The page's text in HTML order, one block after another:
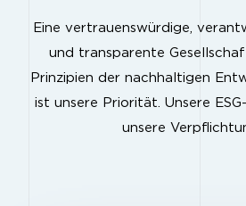
Eine vertrauenswürdige,
und transparente
Prinzipien der nachhaltigen
ist unsere Priorität. Unsere
unsere